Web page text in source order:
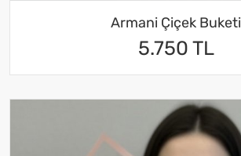
Armani Çiçek Buketi
5.750 TL